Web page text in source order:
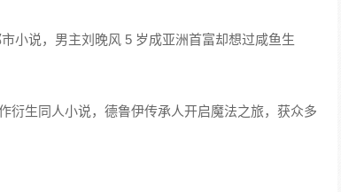
小说，男主刘晚风 5 岁成亚洲首富却想过咸鱼生
衍生同人小说，德鲁伊传承人开启魔法之旅，获众多